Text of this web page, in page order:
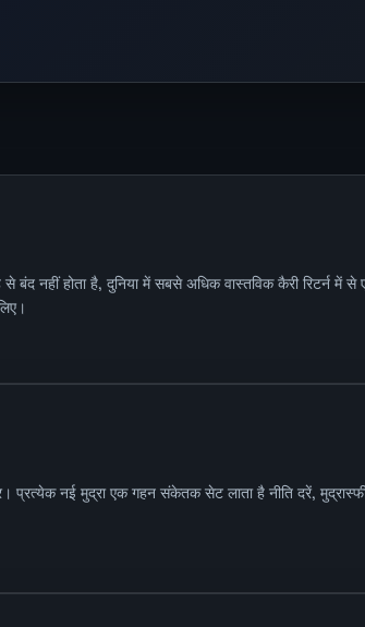
बंद नहीं होता है, दुनिया में सबसे अधिक वास्तविक कैरी रिटर्न
नई मुद्रा एक गहन संकेतक सेट लाता है नीति दरें,